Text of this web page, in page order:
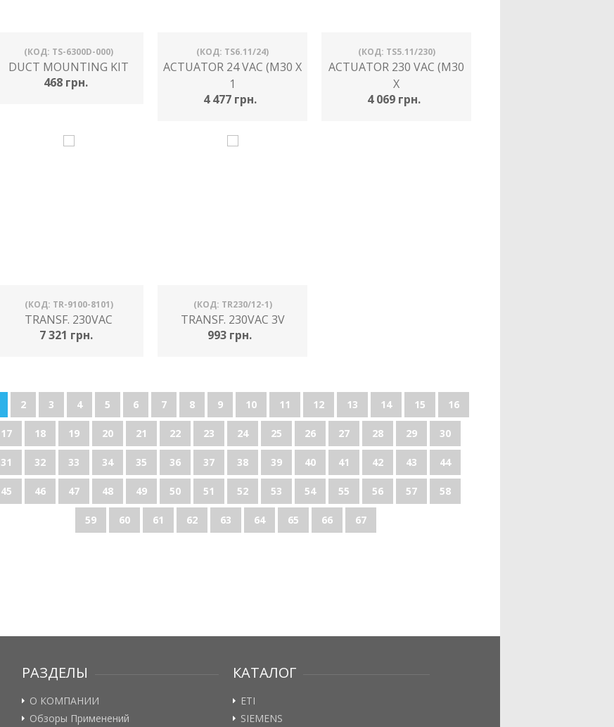
(КОД: TS-6300D-000)
DUCT MOUNTING KIT
468 грн.
(КОД: TS6.11/24)
ACTUATOR 24 VAC (M30 X
1
4 477 грн.
(КОД: TS5.11/230)
ACTUATOR 230 VAC (M30
X
4 069 грн.
(КОД: TR-9100-8101)
TRANSF. 230VAC
7 321 грн.
(КОД: TR230/12-1)
TRANSF. 230VAC 3V
993 грн.
2 3 4 5 6 7 8 9 10 11 12 13 14 15 16
17 18 19 20 21 22 23 24 25 26 27 28 29 30
31 32 33 34 35 36 37 38 39 40 41 42 43 44
45 46 47 48 49 50 51 52 53 54 55 56 57 58
59 60 61 62 63 64 65 66 67
РАЗДЕЛЫ
О КОМПАНИИ
Обзоры Применений
КАТАЛОГ
ETI
SIEMENS